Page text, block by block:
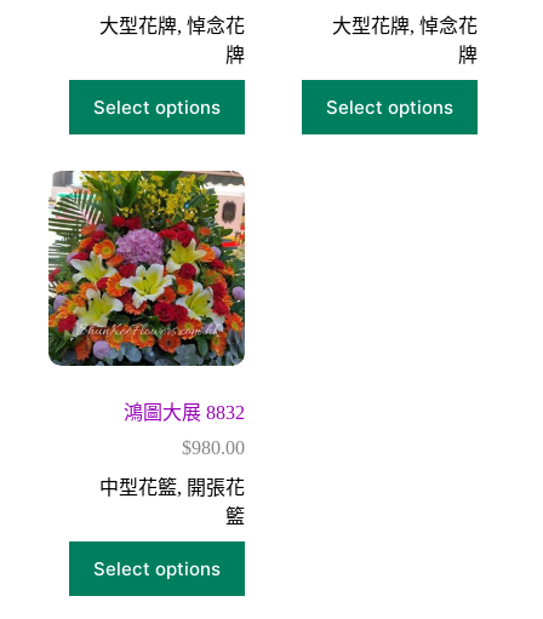
大型花牌, 悼念花
牌
Select options
大型花牌,悼念花
牌
Select options
鴻圖大展 8832
$980.00
中型花籃, 開張花
籃
Select options